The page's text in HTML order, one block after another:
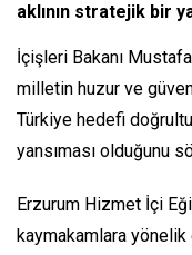
aklının stratejik bir
İçişleri Bakanı
milletin huzur ve
Türkiye hedefi
yansıması olduğunu
Erzurum Hizmet İçi
kaymakamlara